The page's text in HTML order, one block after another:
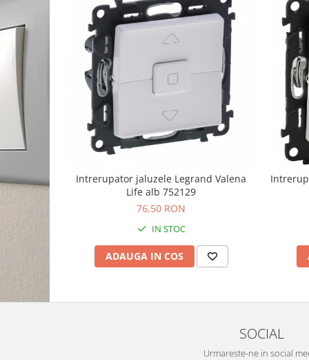
Intrerupator jaluzele Legrand Valena
Life alb 752129
76,50 RON
IN STOC
ADAUGA IN COS
SOCIAL
Urmareste-ne in social